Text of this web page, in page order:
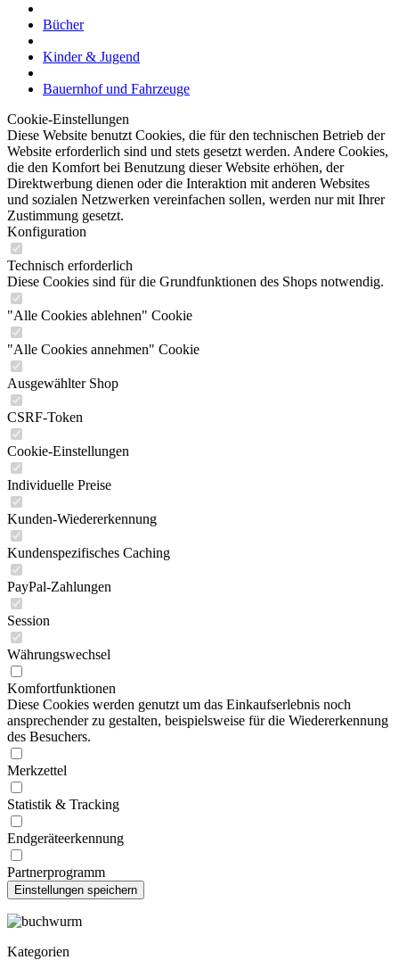
Prisma – Verlag
Ravensburger Buchverlag
RM Buch und Medien Vertrieb GmbH
Roth GmbH
Rotstern
Rudolf Arnold Verlag Leipzig
Rütten & Loening
Sauerländer Verlag
Scherz Verlag
Schneider Schreibgeräte GmbH
Schwager & Steinlein Verlag
Staatsverlag der Deutschen Demokratischen Republik
Studio 100
Tessloff Verlag
Thienemann Verlag Stuttgart
Trendhaus
Tosa Verlag
Union Verlag Berlin
Unipart Verlag Stuttgart
Urania Verlag
VEB Fachbuchverlag Leipzig
VEB Lied der Zeit Musikverlag
Verlag Dnipro Kiew
Verlag für Lehrmittel Pößneck
Verlag Karl Nitzsche
Verlag Liesma
Verlag Neues Leben
Verlag Neue Musik Berlin
VERLAG PERIOODIKA TALLINN
Verlag Progress
Verlag Volk und Welt
Volk und Wissen Volkseigener Verlag Berlin
Wartberg Verlag
Weltbild Verlag
W. Fischer-Verlag
Zentralrat der FDJ
Zur Kategorie SALE %
Bücher
Kinder & Jugend
Bauernhof und Fahrzeuge
Cookie-Einstellungen
Diese Website benutzt Cookies, die für den technischen Betrieb der
Website erforderlich sind und stets gesetzt werden. Andere Cookies,
die den Komfort bei Benutzung dieser Website erhöhen, der
Direktwerbung dienen oder die Interaktion mit anderen Websites
und sozialen Netzwerken vereinfachen sollen, werden nur mit Ihrer
Zustimmung gesetzt.
Konfiguration
Technisch erforderlich
Diese Cookies sind für die Grundfunktionen des Shops notwendig.
"Alle Cookies ablehnen" Cookie
"Alle Cookies annehmen" Cookie
Ausgewählter Shop
CSRF-Token
Cookie-Einstellungen
Individuelle Preise
Kunden-Wiedererkennung
Kundenspezifisches Caching
PayPal-Zahlungen
Session
Währungswechsel
Komfortfunktionen
Diese Cookies werden genutzt um das Einkaufserlebnis noch
ansprechender zu gestalten, beispielsweise für die Wiedererkennung
des Besuchers.
Merkzettel
Statistik & Tracking
Endgeräteerkennung
Partnerprogramm
Kategorien